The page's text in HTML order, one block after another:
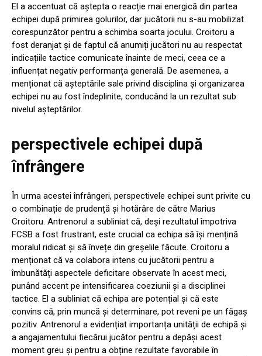
El a accentuat că aștepta o reacție mai energică din partea
echipei după primirea golurilor, dar jucătorii nu s-au mobilizat
corespunzător pentru a schimba soarta jocului. Croitoru a
fost deranjat și de faptul că anumiți jucători nu au respectat
indicațiile tactice comunicate înainte de meci, ceea ce a
influențat negativ performanța generală. De asemenea, a
menționat că așteptările sale privind disciplina și organizarea
echipei nu au fost îndeplinite, conducând la un rezultat sub
nivelul așteptărilor.
perspectivele echipei după
înfrângere
În urma acestei înfrângeri, perspectivele echipei sunt privite cu
o combinație de prudență și hotărâre de către Marius
Croitoru. Antrenorul a subliniat că, deși rezultatul împotriva
FCSB a fost frustrant, este crucial ca echipa să își mențină
moralul ridicat și să învețe din greșelile făcute. Croitoru a
menționat că va colabora intens cu jucătorii pentru a
îmbunătăți aspectele deficitare observate în acest meci,
punând accent pe intensificarea coeziunii și a disciplinei
tactice. El a subliniat că echipa are potențial și că este
convins că, prin muncă și determinare, pot reveni pe un făgaș
pozitiv. Antrenorul a evidențiat importanța unității de echipă și
a angajamentului fiecărui jucător pentru a depăși acest
moment greu și pentru a obține rezultate favorabile în